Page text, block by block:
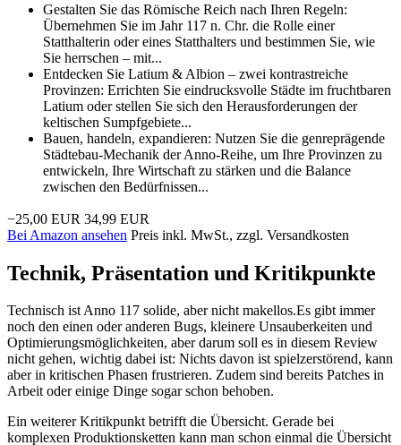
Gestalten Sie das Römische Reich nach Ihren Regeln:
Übernehmen Sie im Jahr 117 n. Chr. die Rolle einer
Statthalterin oder eines Statthalters und bestimmen Sie, wie
Sie herrschen – mit...
Entdecken Sie Latium & Albion – zwei kontrastreiche
Provinzen: Errichten Sie eindrucksvolle Städte im fruchtbaren
Latium oder stellen Sie sich den Herausforderungen der
keltischen Sumpfgebiete...
Bauen, handeln, expandieren: Nutzen Sie die genreprägende
Städtebau-Mechanik der Anno-Reihe, um Ihre Provinzen zu
entwickeln, Ihre Wirtschaft zu stärken und die Balance
zwischen den Bedürfnissen...
−25,00 EUR 34,99 EUR
Bei Amazon ansehen Preis inkl. MwSt., zzgl. Versandkosten
Technik, Präsentation und Kritikpunkte
Technisch ist Anno 117 solide, aber nicht makellos.Es gibt immer
noch den einen oder anderen Bugs, kleinere Unsauberkeiten und
Optimierungsmöglichkeiten, aber darum soll es in diesem Review
nicht gehen, wichtig dabei ist: Nichts davon ist spielzerstörend, kann
aber in kritischen Phasen frustrieren. Zudem sind bereits Patches in
Arbeit oder einige Dinge sogar schon behoben.
Ein weiterer Kritikpunkt betrifft die Übersicht. Gerade bei
komplexen Produktionsketten kann man schon einmal die Übersicht